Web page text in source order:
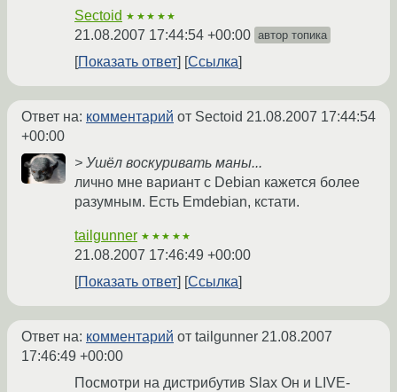
Sectoid ★★★★★
21.08.2007 17:44:54 +00:00 автор топика
Показать ответ Ссылка
Ответ на: комментарий от Sectoid 21.08.2007 17:44:54
+00:00
> Ушёл воскуривать маны...
лично мне вариант с Debian кажется более
разумным. Есть Emdebian, кстати.
tailgunner ★★★★★
21.08.2007 17:46:49 +00:00
Показать ответ
Ссылка
Ответ на: комментарий от tailgunner 21.08.2007
17:46:49 +00:00
Посмотри на дистрибутив Slax Он и LIVE-